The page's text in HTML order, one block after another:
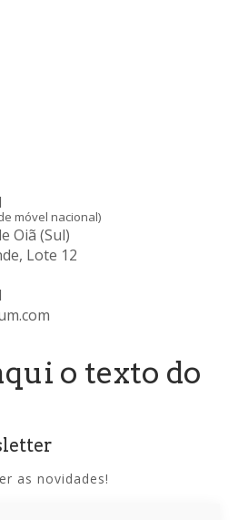
móvel nacional)
Oiã (Sul)
Lote 12
o texto do
as novidades!